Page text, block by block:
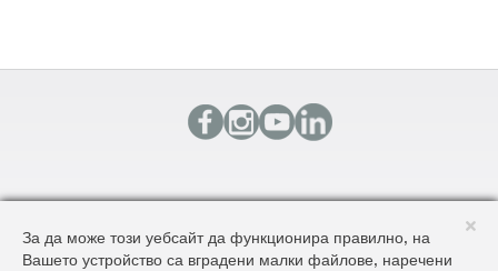
КАРТА НА САЙТА
ОБЩИ УСЛОВИЯ ЗА ДОСТАВКА И ПРОДАЖБА
За да може този уебсайт да функционира правилно, на
Вашето устройство са вградени малки файлове, наречени